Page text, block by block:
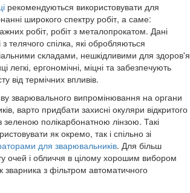
рекомендуються використовувати для
широкого спектру робіт, а саме:
робіт, робіт з металопрокатом. Дані
з телячого спілка, які обробляються
складами, нешкідливими для здоров'я
легкі, ергономічні, міцні та забезпечують
від термічних впливів.
зварювального випромінювання на органи
варто придбати захисні окуляри відкритого
зеленою полікарбонатною лінзою. Такі
як окремо, так і спільно зі
для зварювальників. Для більш
очей і обличчя в цілому хорошим вибором
з фільтром автоматичного